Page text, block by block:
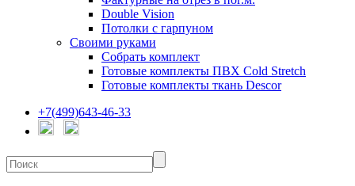
Double Vision
Потолки с гарпуном
Своими руками
Собрать комплект
Готовые комплекты ПВХ Cold Stretch
Готовые комплекты ткань Descor
+7(499)643-46-33